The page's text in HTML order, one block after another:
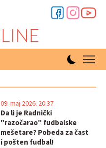
Da li je Radnički
"razočarao" fudbalske
mešetare? Pobeda za čast
i pošten fudbal!
09. maj 2026. 20:37